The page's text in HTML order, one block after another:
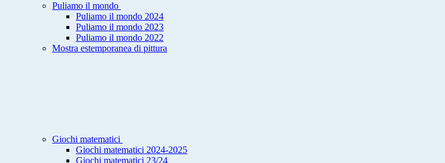
Puliamo il mondo
Puliamo il mondo 2024
Puliamo il mondo 2023
Puliamo il mondo 2022
Mostra estemporanea di pittura
Giochi matematici
Giochi matematici 2024-2025
Giochi matematici 23/24